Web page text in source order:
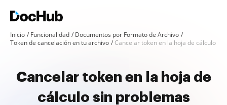
Inicio Funcionalidad
Documentos por Formato de Archivo
Token de cancelación en tu archivo
Cancelar token en la hoja de cálculo
Cancelar token en la hoja de
cálculo sin problemas